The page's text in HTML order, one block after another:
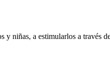
y niñas, a estimularlos a través